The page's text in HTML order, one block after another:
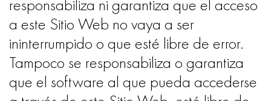
responsabiliza ni garantiza que el acceso
a este Sitio Web no vaya a ser
ininterrumpido o que esté libre de error.
Tampoco se responsabiliza o garantiza
que el software al que pueda accederse